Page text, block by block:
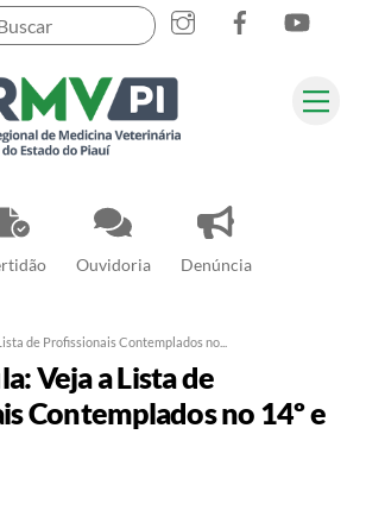
Ouvidoria Denúncia
InstagramFacebook
de Profissionais Contemplados no...
Veja a Lista de
Contemplados no 14º e